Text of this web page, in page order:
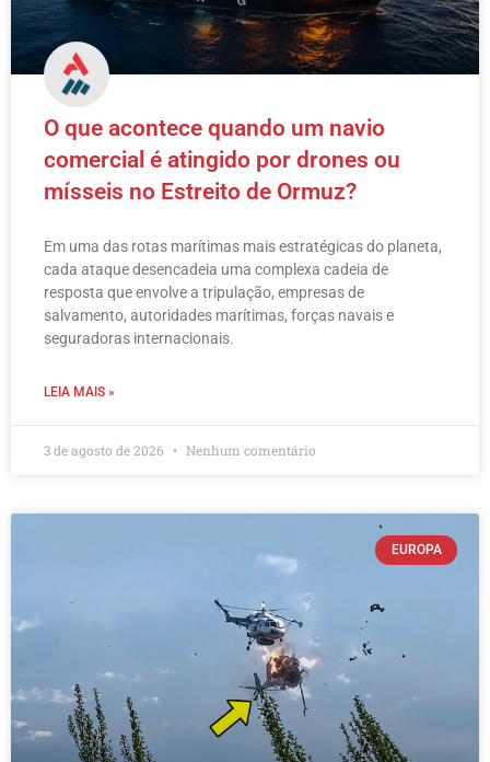
O que acontece quando um navio
comercial é atingido por drones ou
mísseis no Estreito de Ormuz?
Em uma das rotas marítimas mais estratégicas do planeta,
cada ataque desencadeia uma complexa cadeia de
resposta que envolve a tripulação, empresas de
salvamento, autoridades marítimas, forças navais e
seguradoras internacionais.
LEIA MAIS »
3 de agosto de 2026 Nenhum comentário
EUROPA